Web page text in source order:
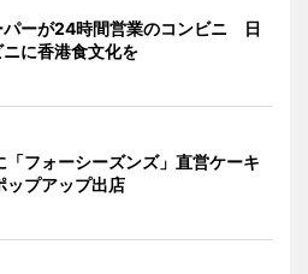
パーが24時間営業のコンビニ 日
に香港食文化を
フォーシーズンズ」直営ケーキ
ップアップ出店